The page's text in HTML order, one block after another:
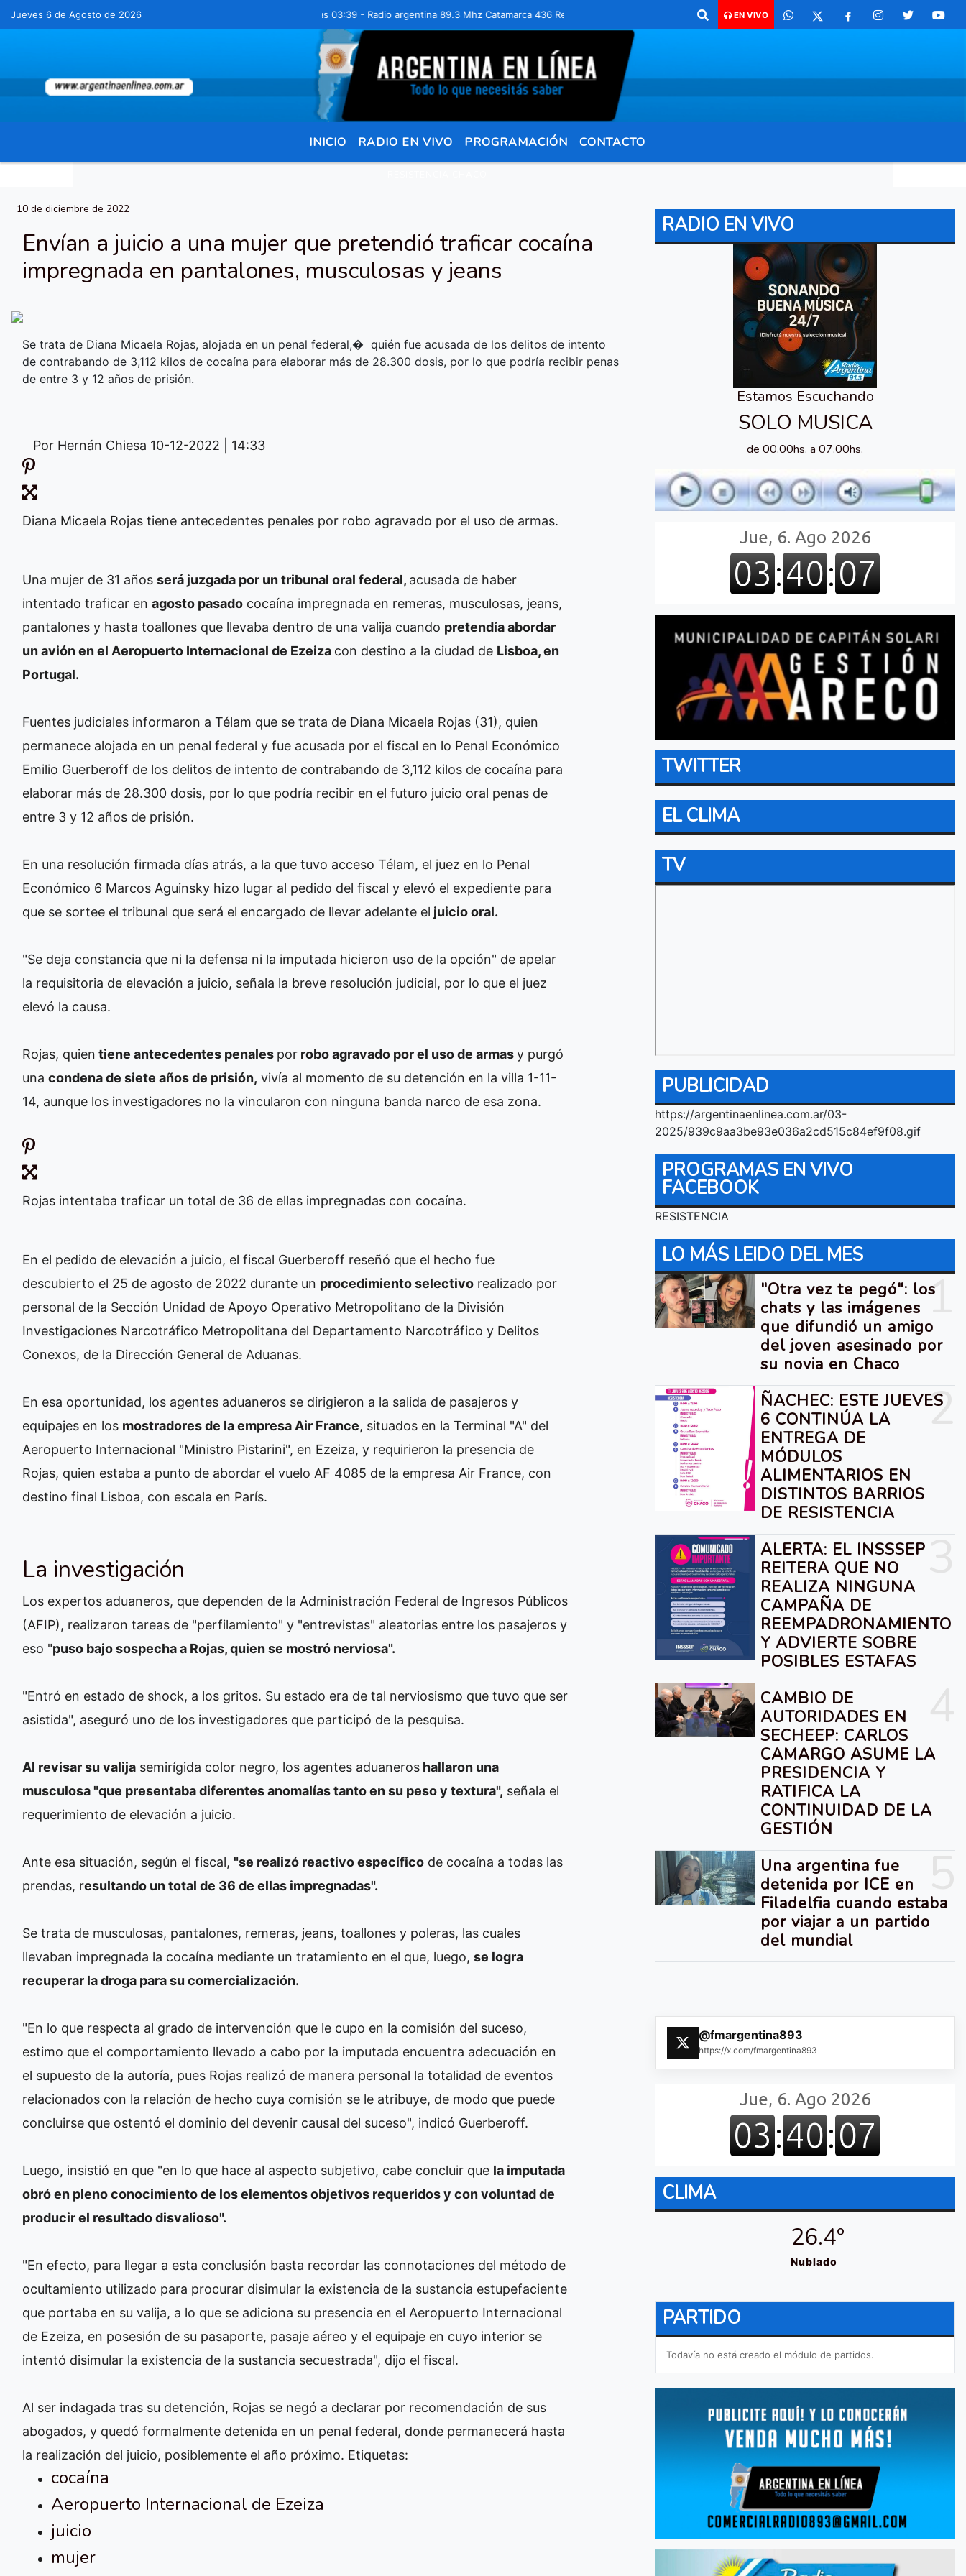
Jueves 6 de Agosto de 2026Hoy es Jueves 6 de Agosto de 2026 y son las 03:39 - Radio argentina 89.3 Mhz Catamarca 436 Resistencia Chaco para comunicarte 362 4879579 Radio argentina 89.3 Mhz Catamarca 436
EN VIVO
INICIO RADIO EN VIVO PROGRAMACIÓN CONTACTO
10 de diciembre de 2022
Envían a juicio a una mujer que pretendió traficar cocaína
impregnada en pantalones, musculosas y jeans
Se trata de Diana Micaela Rojas, alojada en un penal federal,� quién fue acusada de los delitos de intento
de contrabando de 3,112 kilos de cocaína para elaborar más de 28.300 dosis, por lo que podría recibir penas
de entre 3 y 12 años de prisión.
Por Hernán Chiesa 10-12-2022 | 14:33
Diana Micaela Rojas tiene antecedentes penales por robo agravado por el uso de armas.
Una mujer de 31 años será juzgada por un tribunal oral federal, acusada de haber
intentado traficar en agosto pasado cocaína impregnada en remeras, musculosas, jeans,
pantalones y hasta toallones que llevaba dentro de una valija cuando pretendía abordar
un avión en el Aeropuerto Internacional de Ezeiza con destino a la ciudad de Lisboa, en
Portugal.
Fuentes judiciales informaron a Télam que se trata de Diana Micaela Rojas (31), quien
permanece alojada en un penal federal y fue acusada por el fiscal en lo Penal Económico
Emilio Guerberoff de los delitos de intento de contrabando de 3,112 kilos de cocaína para
elaborar más de 28.300 dosis, por lo que podría recibir en el futuro juicio oral penas de
entre 3 y 12 años de prisión.
En una resolución firmada días atrás, a la que tuvo acceso Télam, el juez en lo Penal
Económico 6 Marcos Aguinsky hizo lugar al pedido del fiscal y elevó el expediente para
que se sortee el tribunal que será el encargado de llevar adelante el juicio oral.
"Se deja constancia que ni la defensa ni la imputada hicieron uso de la opción" de apelar
la requisitoria de elevación a juicio, señala la breve resolución judicial, por lo que el juez
elevó la causa.
Rojas, quien tiene antecedentes penales por robo agravado por el uso de armasy purgó
una condena de siete años de prisión, vivía al momento de su detención en la villa 1-11-
14, aunque los investigadores no la vincularon con ninguna banda narco de esa zona.
Rojas intentaba traficar un total de 36 de ellas impregnadas con cocaína.
En el pedido de elevación a juicio, el fiscal Guerberoff reseñó que el hecho fue
descubierto el 25 de agosto de 2022 durante un procedimiento selectivo realizado por
personal de la Sección Unidad de Apoyo Operativo Metropolitano de la División
Investigaciones Narcotráfico Metropolitana del Departamento Narcotráfico y Delitos
Conexos, de la Dirección General de Aduanas.
En esa oportunidad, los agentes aduaneros se dirigieron a la salida de pasajeros y
equipajes en los mostradores de la empresa Air France, situados en la Terminal "A" del
Aeropuerto Internacional "Ministro Pistarini", en Ezeiza, y requirieron la presencia de
Rojas, quien estaba a punto de abordar el vuelo AF 4085 de la empresa Air France, con
destino final Lisboa, con escala en París.
La investigación
Los expertos aduaneros, que dependen de la Administración Federal de Ingresos Públicos
(AFIP), realizaron tareas de "perfilamiento" y "entrevistas" aleatorias entre los pasajeros y
eso "puso bajo sospecha a Rojas, quien se mostró nerviosa".
"Entró en estado de shock, a los gritos. Su estado era de tal nerviosismo que tuvo que ser
asistida", aseguró uno de los investigadores que participó de la pesquisa.
Al revisar su valija semirígida color negro, los agentes aduaneros hallaron una
musculosa "que presentaba diferentes anomalías tanto en su peso y textura", señala el
requerimiento de elevación a juicio.
Ante esa situación, según el fiscal, "se realizó reactivo específico de cocaína a todas las
prendas, resultando un total de 36 de ellas impregnadas".
Se trata de musculosas, pantalones, remeras, jeans, toallones y poleras, las cuales
llevaban impregnada la cocaína mediante un tratamiento en el que, luego, se logra
recuperar la droga para su comercialización.
"En lo que respecta al grado de intervención que le cupo en la comisión del suceso,
estimo que el comportamiento llevado a cabo por la imputada encuentra adecuación en
el supuesto de la autoría, pues Rojas realizó de manera personal la totalidad de eventos
relacionados con la relación de hecho cuya comisión se le atribuye, de modo que puede
concluirse que ostentó el dominio del devenir causal del suceso", indicó Guerberoff.
Luego, insistió en que "en lo que hace al aspecto subjetivo, cabe concluir que la imputada
obró en pleno conocimiento de los elementos objetivos requeridos y con voluntad de
producir el resultado disvalioso".
"En efecto, para llegar a esta conclusión basta recordar las connotaciones del método de
ocultamiento utilizado para procurar disimular la existencia de la sustancia estupefaciente
que portaba en su valija, a lo que se adiciona su presencia en el Aeropuerto Internacional
de Ezeiza, en posesión de su pasaporte, pasaje aéreo y el equipaje en cuyo interior se
intentó disimular la existencia de la sustancia secuestrada", dijo el fiscal.
Al ser indagada tras su detención, Rojas se negó a declarar por recomendación de sus
abogados, y quedó formalmente detenida en un penal federal, donde permanecerá hasta
la realización del juicio, posiblemente el año próximo. Etiquetas:
cocaína
Aeropuerto Internacional de Ezeiza
juicio
mujer
RADIO EN VIVO
Estamos Escuchando
SOLO MUSICA
de 00.00hs. a 07.00hs.
TWITTER
EL CLIMA
TV
PUBLICIDAD
https://argentinaenlinea.com.ar/03-
2025/939c9aa3be93e036a2cd515c84ef9f08.gif
PROGRAMAS EN VIVO
FACEBOOK
RESISTENCIA
LO MÁS LEIDO DEL MES
1
"Otra vez te pegó": los
chats y las imágenes
que difundió un amigo
del joven asesinado por
su novia en Chaco
2
ÑACHEC: ESTE JUEVES
6 CONTINÚA LA
ENTREGA DE
MÓDULOS
ALIMENTARIOS EN
DISTINTOS BARRIOS
DE RESISTENCIA
ALERTA: EL INSSSEP
REITERA QUE NO
REALIZA NINGUNA
CAMPAÑA DE
REEMPADRONAMIENTO
Y ADVIERTE SOBRE
POSIBLES ESTAFAS
CAMBIO DE
AUTORIDADES EN
SECHEEP: CARLOS
CAMARGO ASUME LA
PRESIDENCIA Y
RATIFICA LA
CONTINUIDAD DE LA
GESTIÓN
Una argentina fue
detenida por ICE en
Filadelfia cuando estaba
por viajar a un partido
del mundial
@fmargentina893
https://x.com/fmargentina893
CLIMA
26.4º
Nublado
PARTIDO
Todavía no está creado el módulo de partidos.